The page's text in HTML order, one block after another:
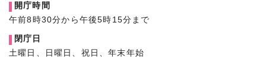
開庁時間
午前8時30分から午後5時15分まで
閉庁日
土曜日、日曜日、祝日、年末年始